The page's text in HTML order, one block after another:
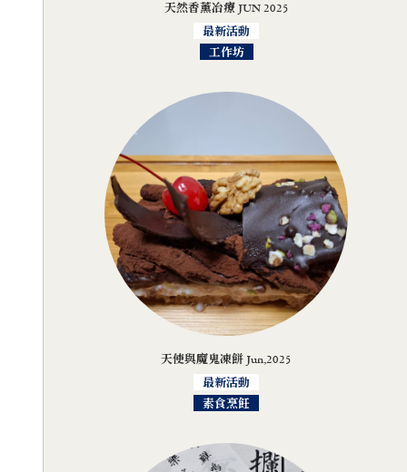
天然香薰冶療 JUN 2025
最新活動
工作坊
天使與魔鬼凍餅 Jun,2025
最新活動
素食烹飪